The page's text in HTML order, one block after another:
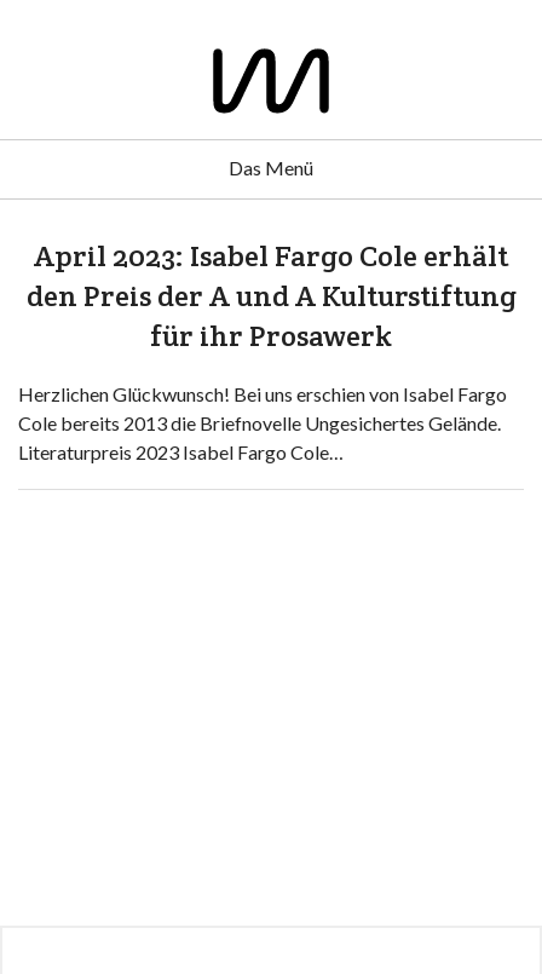
Das Menü
April 2023: Isabel Fargo Cole erhält
den Preis der A und A Kulturstiftung
für ihr Prosawerk
Herzlichen Glückwunsch! Bei uns erschien von Isabel Fargo
Cole bereits 2013 die Briefnovelle Ungesichertes Gelände.
Literaturpreis 2023 Isabel Fargo Cole…